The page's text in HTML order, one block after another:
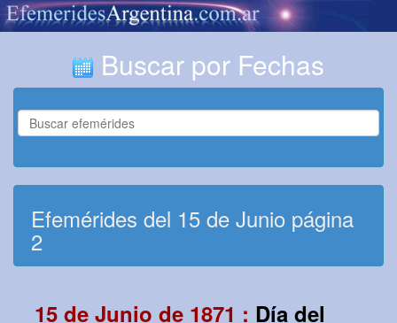
Buscar por Fechas
Efemérides del 15 de Junio página
2
15 de Junio de 1871 : Día del